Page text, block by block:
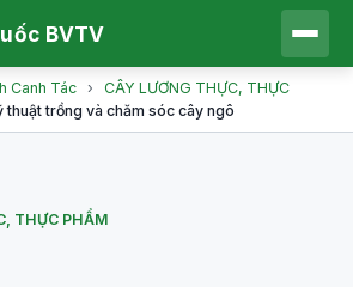
BVTV
Canh Tác ›
CÂY LƯƠNG THỰC, THỰC
thuật trồng và chăm sóc cây ngô
THỰC PHẨM